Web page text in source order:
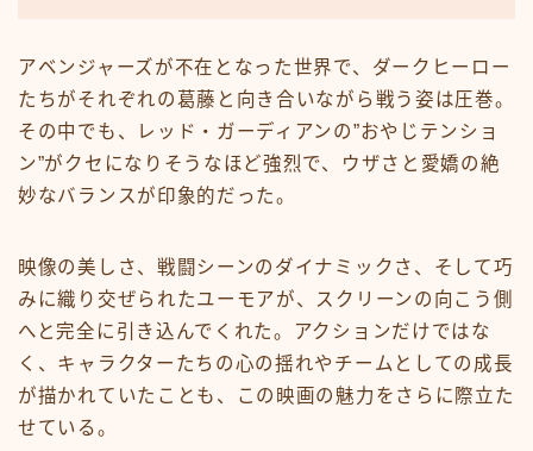
アベンジャーズが不在となった世界で、ダークヒーロー
たちがそれぞれの葛藤と向き合いながら戦う姿は圧巻。
その中でも、レッド・ガーディアンの”おやじテンショ
ン”がクセになりそうなほど強烈で、ウザさと愛嬌の絶
妙なバランスが印象的だった。
映像の美しさ、戦闘シーンのダイナミックさ、そして巧
みに織り交ぜられたユーモアが、スクリーンの向こう側
へと完全に引き込んでくれた。アクションだけではな
く、キャラクターたちの心の揺れやチームとしての成長
が描かれていたことも、この映画の魅力をさらに際立た
せている。